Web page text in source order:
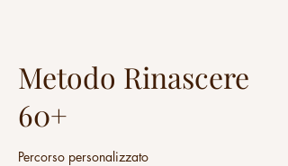
Metodo Rinascere
60+
Percorso personalizzato